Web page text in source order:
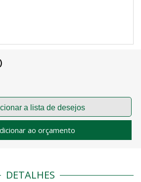
ao orçamento
DETALHES